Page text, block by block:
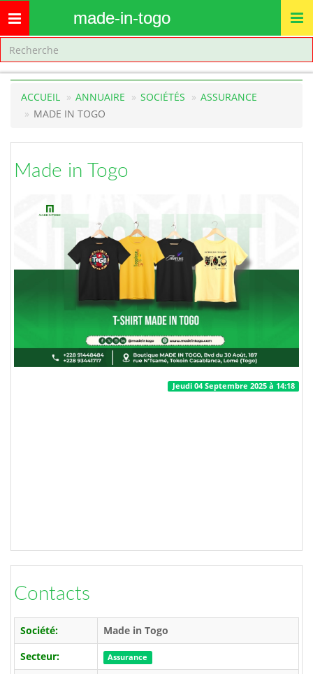
Toggle
navigation
made-in-togo
ACCUEIL ANNUAIRE SOCIÉTÉS
ASSURANCE
MADE IN TOGO
Made in Togo
Jeudi 04 Septembre 2025 à 14:18
Contacts
Société:
Made in Togo
Secteur:
Assurance